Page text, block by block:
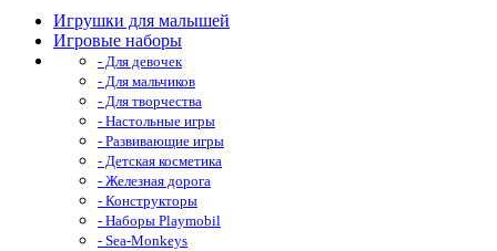
Игрушки для малышей
Игровые наборы
- Для девочек
- Для мальчиков
- Для творчества
- Настольные игры
- Развивающие игры
- Детская косметика
- Железная дорога
- Конструкторы
- Наборы Playmobil
- Sea-Monkeys